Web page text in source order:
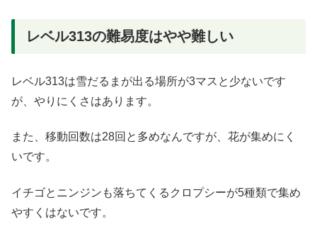
レベル313の難易度はやや難しい
レベル313は雪だるまが出る場所が3マスと少ないです
が、やりにくさはあります。
また、移動回数は28回と多めなんですが、花が集めにく
いです。
イチゴとニンジンも落ちてくるクロプシーが5種類で集め
やすくはないです。